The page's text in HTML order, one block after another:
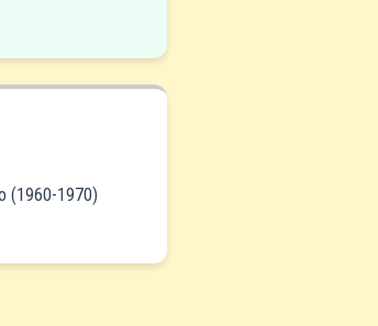
(1960-1970)